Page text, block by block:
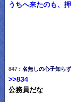
うちへ来たのも、
847 : 名無しの心子知らず
>>834
公務員だな